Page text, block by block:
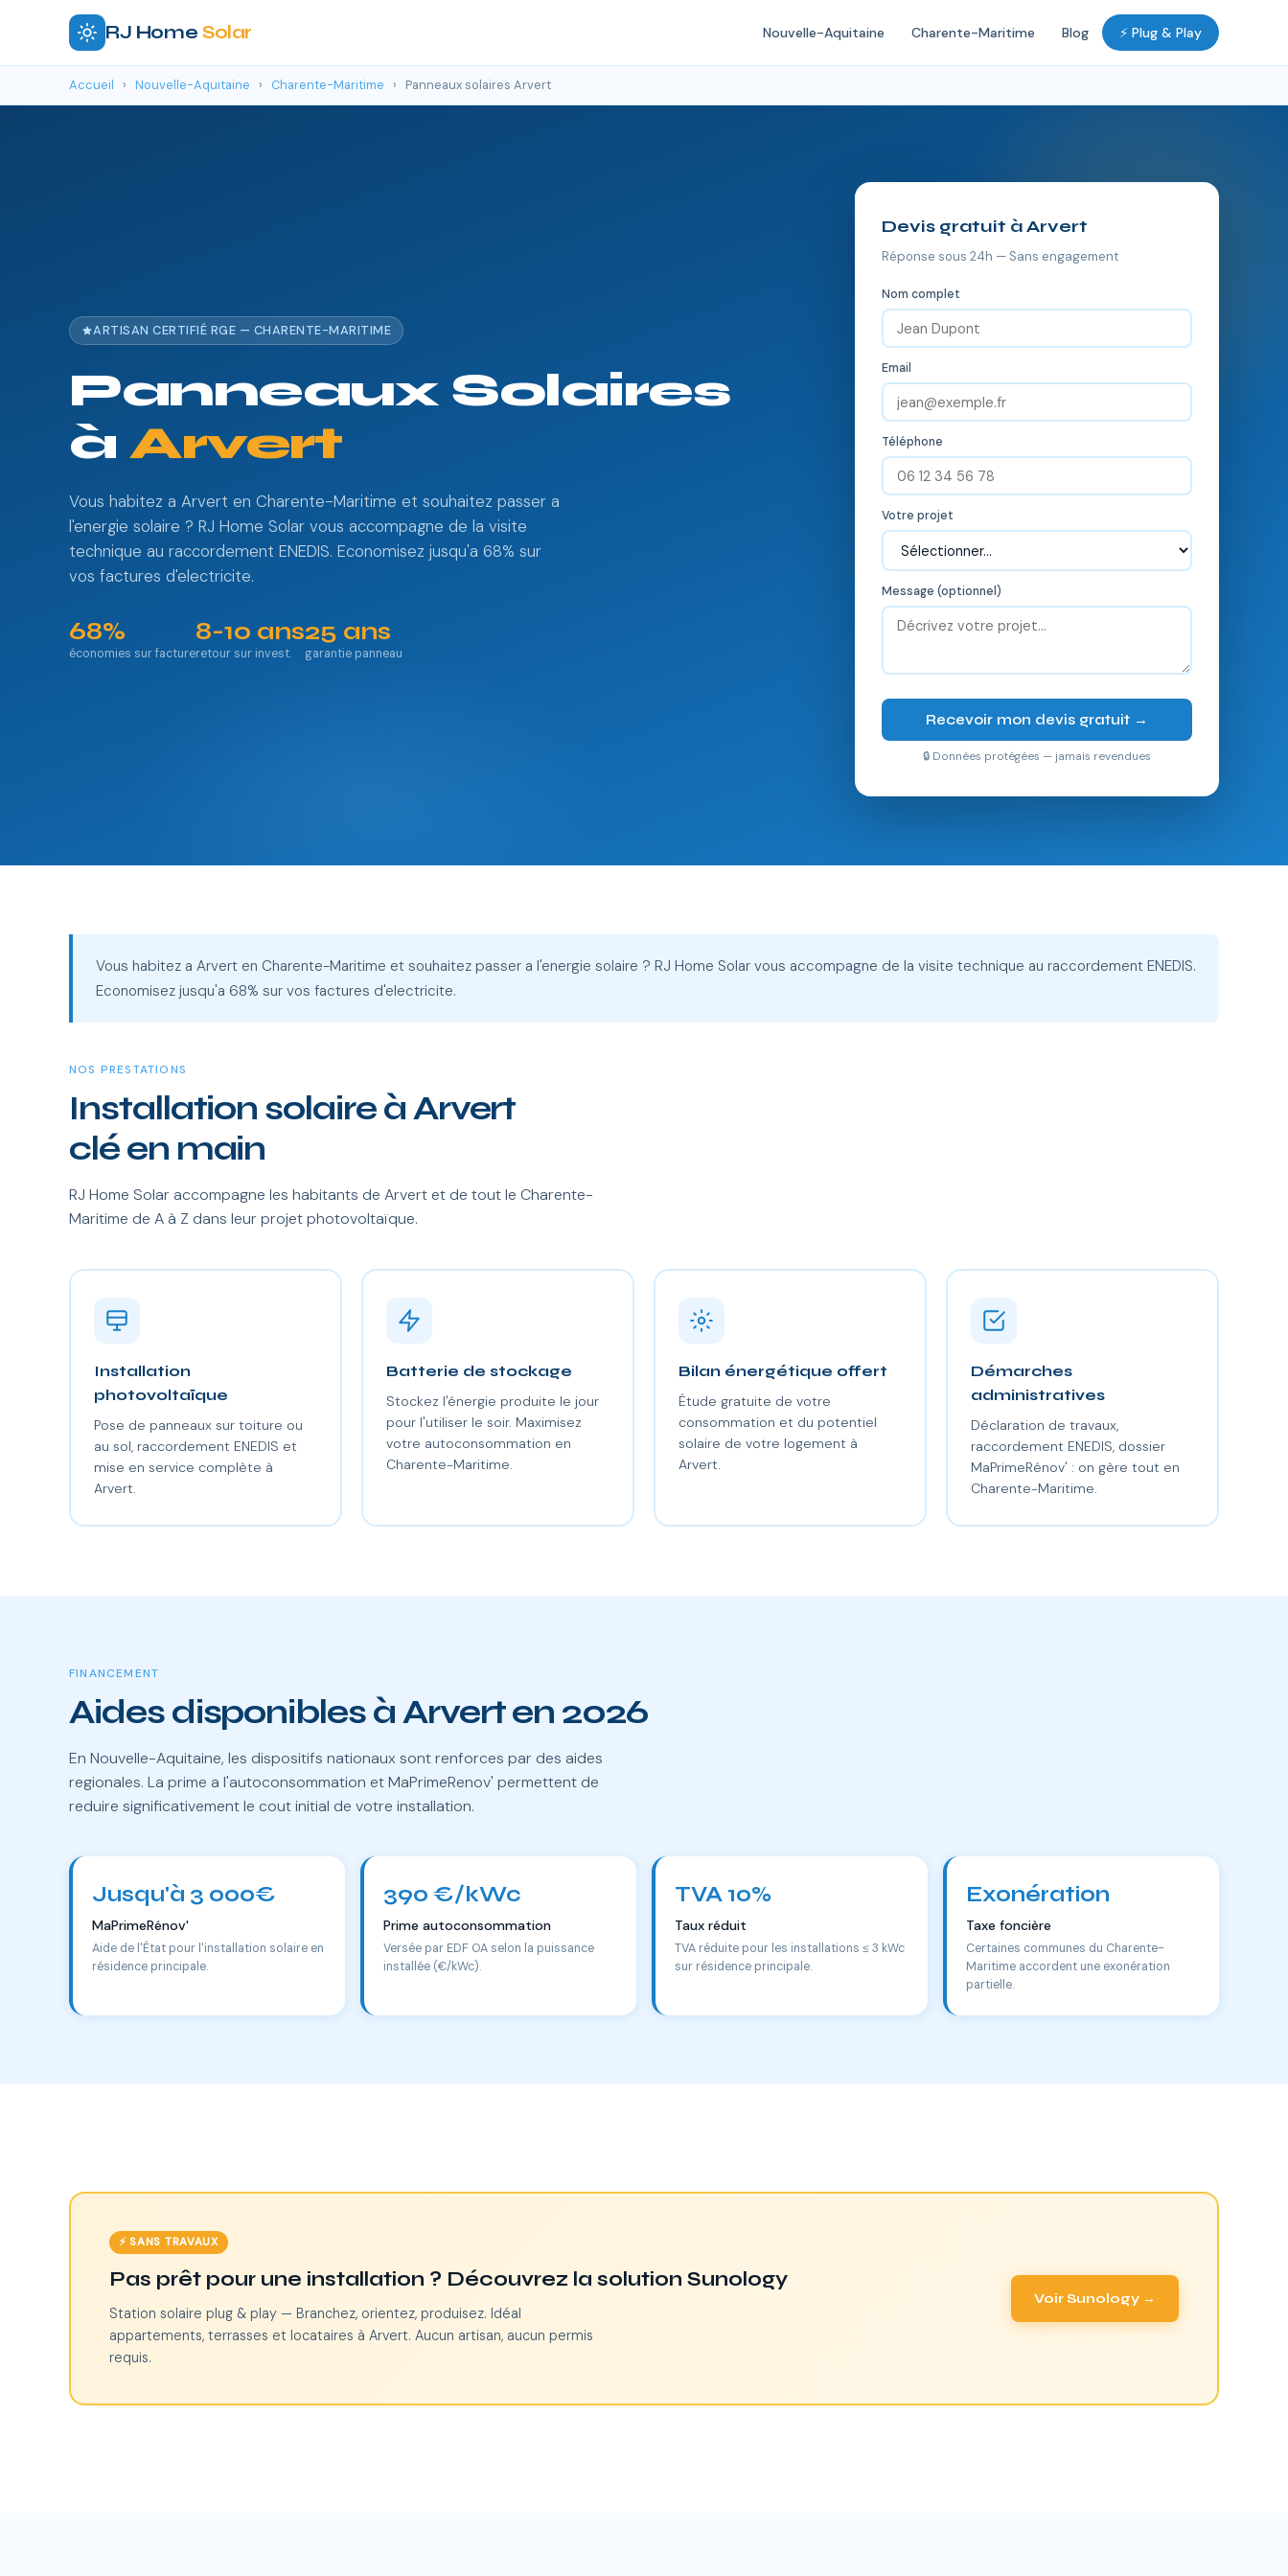
RJ Home Solar Nouvelle-Aquitaine Charente-Maritime Blog ⚡ Plug & Play
Accueil › Nouvelle-Aquitaine › Charente-Maritime › Panneaux solaires Arvert
ARTISAN CERTIFIÉ RGE — CHARENTE-MARITIME
Panneaux Solaires
àArvert
Vous habitez a Arvert en Charente-Maritime et souhaitez passer a
l'energie solaire ? RJ Home Solar vous accompagne de la visite
technique au raccordement ENEDIS. Economisez jusqu'a 68% sur
vos factures d'electricite.
68%
économies sur facture
8-10 ans
retour sur invest.
25 ans
garantie panneau
Devis gratuit à Arvert
Réponse sous 24h — Sans engagement
Nom complet
Email
Téléphone
Votre projet
Message (optionnel)
Recevoir mon devis gratuit →
🔒 Données protégées — jamais revendues
Vous habitez a Arvert en Charente-Maritime et souhaitez passer a l'energie solaire ? RJ Home Solar vous accompagne de la visite technique au raccordement ENEDIS.
Economisez jusqu'a 68% sur vos factures d'electricite.
NOS PRESTATIONS
Installation solaire à Arvert
clé en main
RJ Home Solar accompagne les habitants de Arvert et de tout le Charente-
Maritime de A à Z dans leur projet photovoltaïque.
Installation
photovoltaïque
Pose de panneaux sur toiture ou
au sol, raccordement ENEDIS et
mise en service complète à
Arvert.
Batterie de stockage
Stockez l'énergie produite le jour
pour l'utiliser le soir. Maximisez
votre autoconsommation en
Charente-Maritime.
Bilan énergétique offert
Étude gratuite de votre
consommation et du potentiel
solaire de votre logement à
Arvert.
Démarches
administratives
Déclaration de travaux,
raccordement ENEDIS, dossier
MaPrimeRénov' : on gère tout en
Charente-Maritime.
FINANCEMENT
Aides disponibles à Arvert en 2026
En Nouvelle-Aquitaine, les dispositifs nationaux sont renforces par des aides
regionales. La prime a l'autoconsommation et MaPrimeRenov' permettent de
reduire significativement le cout initial de votre installation.
Jusqu'à 3 000€
MaPrimeRénov'
Aide de l'État pour l'installation solaire en
résidence principale.
390 €/kWc
Prime autoconsommation
Versée par EDF OA selon la puissance
installée (€/kWc).
TVA 10%
Taux réduit
TVA réduite pour les installations ≤ 3 kWc
sur résidence principale.
Exonération
Taxe foncière
Certaines communes du Charente-
Maritime accordent une exonération
partielle.
⚡ SANS TRAVAUX
Pas prêt pour une installation ? Découvrez la solution Sunology
Station solaire plug & play — Branchez, orientez, produisez. Idéal
appartements, terrasses et locataires à Arvert. Aucun artisan, aucun permis
requis.
Voir Sunology →